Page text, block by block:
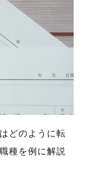
どのように転
種を例に解説